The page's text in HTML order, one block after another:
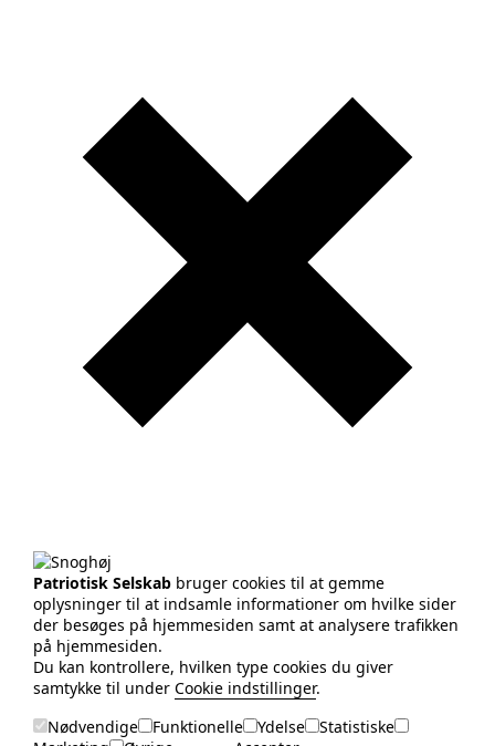
Patriotisk Selskab bruger cookies til at gemme
oplysninger til at indsamle informationer om hvilke sider
der besøges på hjemmesiden samt at analysere trafikken
på hjemmesiden.
Du kan kontrollere, hvilken type cookies du giver
samtykke til under Cookie indstillinger.
Nødvendige
Funktionelle Ydelse
Statistiske